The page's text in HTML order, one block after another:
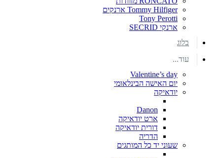
Tommy Hilfiger ארנקים
Tony Perotti
ארנקי SECRID
בלוג
עוד...
Valentine’s day
יום האישה הבינלאומי
יודאיקה
Danon
ארט יודאיקה
דורית יודאיקה
הדריה
שעוני יד כל המותגים